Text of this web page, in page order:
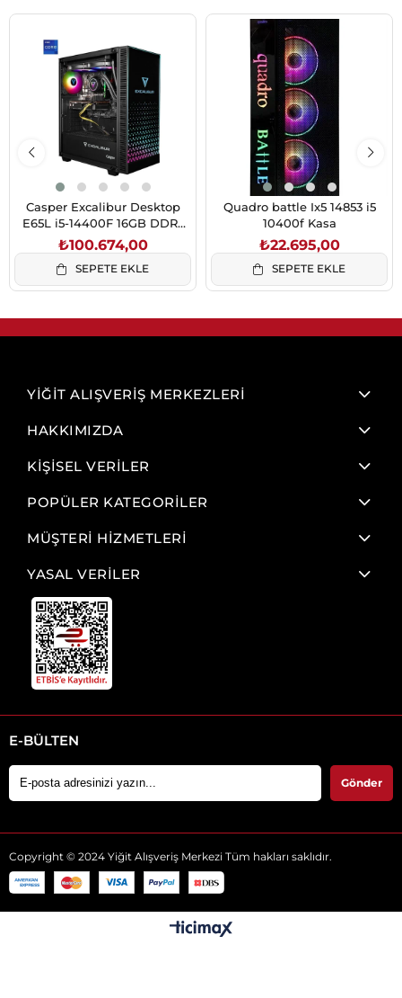
Casper Excalibur Desktop
E65L i5-14400F 16GB DDR5
500GB NVMe SSD RTX 3050
Windows 11 Oyuncu
Bilgisayarı
₺100.674,00
SEPETE EKLE
Quadro battle Ix5 14853 i5
10400f Kasa
₺22.695,00
SEPETE EKLE
YİĞİT ALIŞVERİŞ MERKEZLERİ
HAKKIMIZDA
KİŞİSEL VERİLER
POPÜLER KATEGORİLER
MÜŞTERİ HİZMETLERİ
YASAL VERİLER
E-BÜLTEN
Gönder
Copyright © 2024 Yiğit Alışveriş Merkezi Tüm hakları saklıdır.